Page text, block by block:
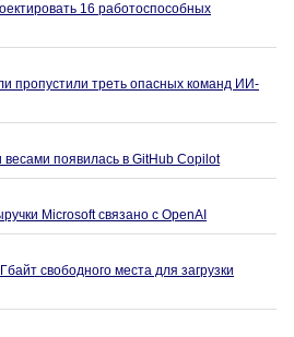
16 работоспособных
пропустили треть опасных команд ИИ-
появилась в GitHub Copilot
Microsoft связано с OpenAI
свободного места для загрузки